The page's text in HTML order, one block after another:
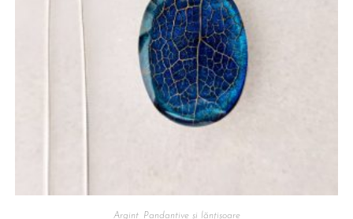
Argint, Pandantive și lănțișoare